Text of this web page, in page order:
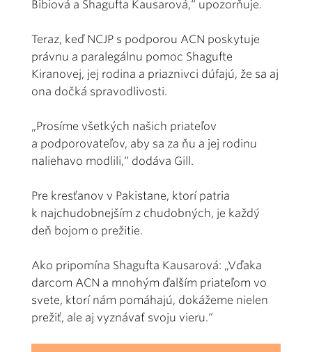
Bibiová a Shagufta Kausarová,“ upozorňuje.
Teraz, keď NCJP s podporou ACN poskytuje
právnu a paralegálnu pomoc Shagufte
Kiranovej, jej rodina a priaznivci dúfajú, že sa aj
ona dočká spravodlivosti.
„Prosíme všetkých našich priateľov
a podporovateľov, aby sa za ňu a jej rodinu
naliehavo modlili,“ dodáva Gill.
Pre kresťanov v Pakistane, ktorí patria
k najchudobnejším z chudobných, je každý
deň bojom o prežitie.
Ako pripomína Shagufta Kausarová: „Vďaka
darcom ACN a mnohým ďalším priateľom vo
svete, ktorí nám pomáhajú, dokážeme nielen
prežiť, ale aj vyznávať svoju vieru.“